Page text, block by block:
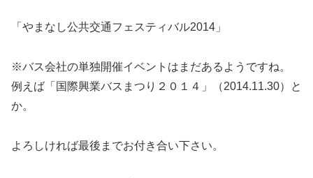
「やまなし公共交通フェスティバル2014」
※バス会社の単独開催イベントはまだあるようですね。
例えば「国際興業バスまつり２０１４」（2014.11.30）と
か。
よろしければ最後までお付き合い下さい。